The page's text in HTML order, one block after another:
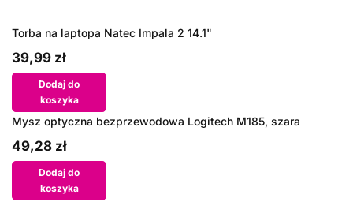
Torba na laptopa Natec Impala 2 14.1"
39,99 zł
Dodaj do
koszyka
Mysz optyczna bezprzewodowa Logitech M185, szara
49,28 zł
Dodaj do
koszyka